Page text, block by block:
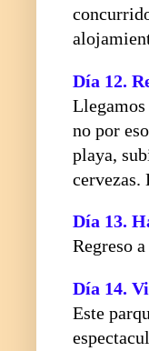
Día 12.
no por
playa,
cervezas.
Día 13.
Regreso
Día 14.
Este